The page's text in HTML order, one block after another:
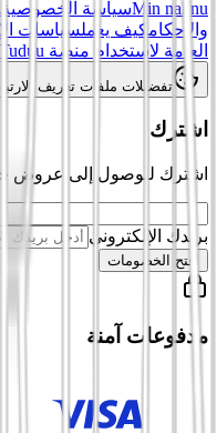
Min nahnuسياسة الخصوصية
والأحكامكيف يعملسياسات
العامة لاستخدام منصة Tuduu (المستخدمون المهنيون)
تفضيلات ملفات تعريف
اشترك
اشترك للوصول إلى عروض
بريدك الإلكتروني
افتح الخصومات
مدفوعات آمنة